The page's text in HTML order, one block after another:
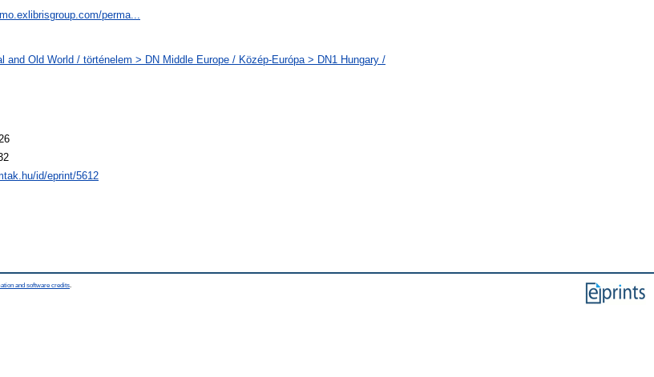
perma...
and Old World / történelem > DN Middle Europe / Közép-Európa > DN1 Hungary /
id/eprint/5612
and software credits